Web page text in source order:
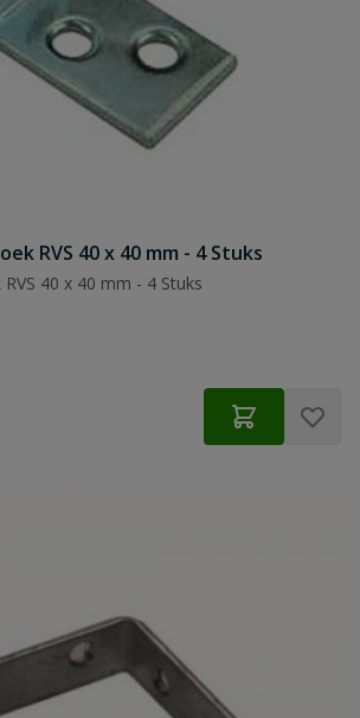
RVS 40 x 40 mm - 4 Stuks
40 x 40 mm - 4 Stuks